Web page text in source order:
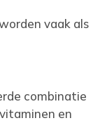
vaak als
combinatie
en